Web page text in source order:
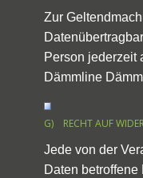
Zur
Person jederzeit
Dämmline
G) RECHT AUF
Jede von der
Daten